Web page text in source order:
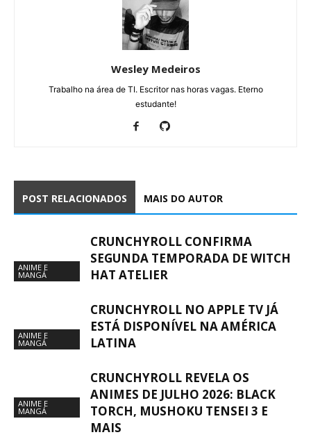
Wesley Medeiros
Trabalho na área de TI. Escritor nas horas vagas. Eterno
estudante!
POST RELACIONADOS MAIS DO AUTOR
ANIME E
MANGÁ
CRUNCHYROLL CONFIRMA
SEGUNDA TEMPORADA DE WITCH
HAT ATELIER
ANIME E
MANGÁ
CRUNCHYROLL NO APPLE TV JÁ
ESTÁ DISPONÍVEL NA AMÉRICA
LATINA
ANIME E
MANGÁ
CRUNCHYROLL REVELA OS
ANIMES DE JULHO 2026: BLACK
TORCH, MUSHOKU TENSEI 3 E
MAIS